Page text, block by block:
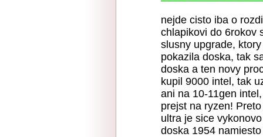
nejde cisto iba o
chlapikovi do 6rokov
slusny upgrade,
pokazila doska, tak
doska a ten novy
kupil 9000 intel, tak
ani na 10-11gen
prejst na ryzen!
ultra je sice
doska 1954